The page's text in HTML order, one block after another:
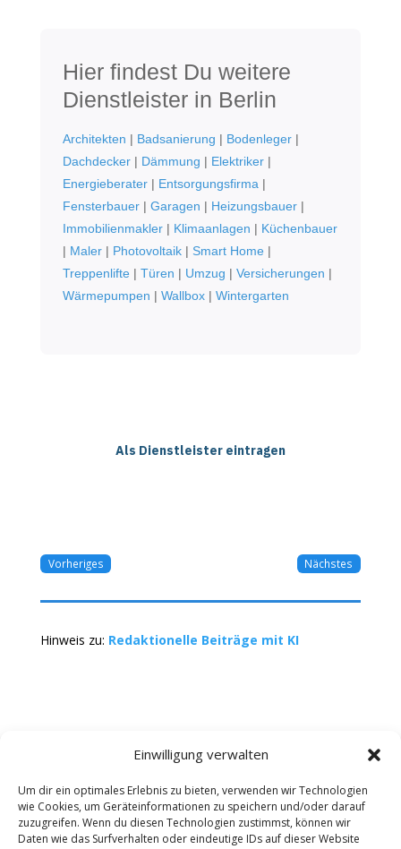
Einwilligung verwalten
Um dir ein optimales Erlebnis zu bieten, verwenden wir Technologien
wie Cookies, um Geräteinformationen zu speichern und/oder darauf
zuzugreifen. Wenn du diesen Technologien zustimmst, können wir
Daten wie das Surfverhalten oder eindeutige IDs auf dieser Website
Hier findest Du weitere
Dienstleister in Berlin
Architekten | Badsanierung | Bodenleger|
Dachdecker| Dämmung | Elektriker|
Energieberater| Entsorgungsfirma|
Fensterbauer| Garagen | Heizungsbauer|
Immobilienmakler| Klimaanlagen | Küchenbauer
| Maler| Photovoltaik| Smart Home|
Treppenlifte| Türen | Umzug | Versicherungen |
Wärmepumpen | Wallbox| Wintergarten
Als Dienstleister eintragen
Vorheriges Nächstes
Hinweis zu: Redaktionelle Beiträge mit KI
Kontakt Impressum
Datenschutz
Werbung buchen
AGB